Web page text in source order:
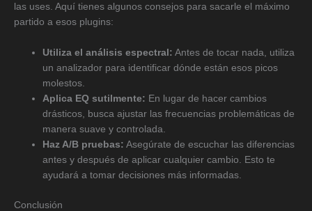
las uses. Aquí tienes algunos consejos para sacarle el máximo
partido a esos plugins:
Utiliza el análisis espectral: Antes de tocar nada, utiliza
un analizador para identificar dónde están esos picos
molestos.
Aplica EQ sutilmente: En lugar de hacer cambios
drásticos, busca ajustar las frecuencias problemáticas de
manera suave y controlada.
Haz A/B pruebas: Asegúrate de escuchar las diferencias
antes y después de aplicar cualquier cambio. Esto te
ayudará a tomar decisiones más informadas.
Conclusión